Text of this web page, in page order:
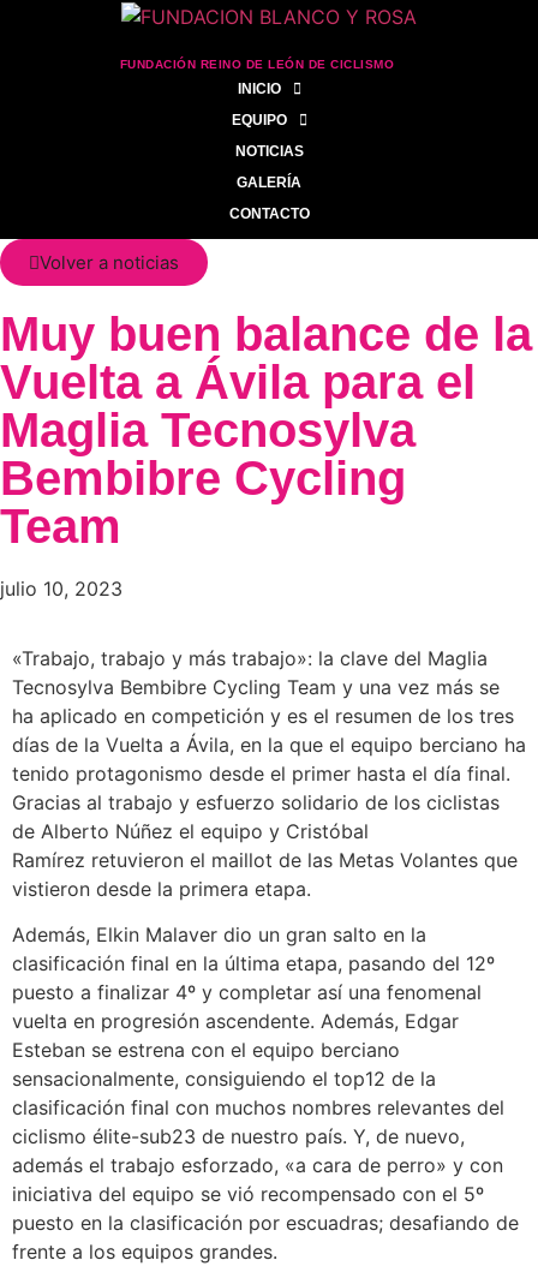
FUNDACIÓN REINO DE LEÓN DE CICLISMO
INICIO
EQUIPO
NOTICIAS
GALERÍA
CONTACTO
Volver a noticias
Muy buen balance de la
Vuelta a Ávila para el
Maglia Tecnosylva
Bembibre Cycling
Team
julio 10, 2023
«Trabajo, trabajo y más trabajo»: la clave del Maglia
Tecnosylva Bembibre Cycling Team y una vez más se
ha aplicado en competición y es el resumen de los tres
días de la Vuelta a Ávila, en la que el equipo berciano ha
tenido protagonismo desde el primer hasta el día final.
Gracias al trabajo y esfuerzo solidario de los ciclistas
de Alberto Núñez el equipo y Cristóbal
Ramírez retuvieron el maillot de las Metas Volantes que
vistieron desde la primera etapa.
Además, Elkin Malaver dio un gran salto en la
clasificación final en la última etapa, pasando del 12º
puesto a finalizar 4º y completar así una fenomenal
vuelta en progresión ascendente. Además, Edgar
Esteban se estrena con el equipo berciano
sensacionalmente, consiguiendo el top12 de la
clasificación final con muchos nombres relevantes del
ciclismo élite-sub23 de nuestro país. Y, de nuevo,
además el trabajo esforzado, «a cara de perro» y con
iniciativa del equipo se vió recompensado con el 5º
puesto en la clasificación por escuadras; desafiando de
frente a los equipos grandes.